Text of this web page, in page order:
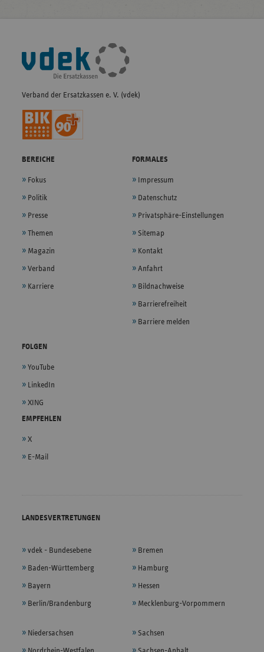
Fußleisten-
Navigation
Verband der Ersatzkassen e. V. (vdek)
BEREICHE
Fokus
Politik
Presse
Themen
Magazin
Verband
Karriere
FORMALES
Impressum
Datenschutz
Privatsphäre-Einstellungen
Sitemap
Kontakt
Anfahrt
Bildnachweise
Barrierefreiheit
Barriere melden
FOLGEN
YouTube
LinkedIn
XING
EMPFEHLEN
X
E-Mail
LANDESVERTRETUNGEN
vdek - Bundesebene
Baden-Württemberg
Bayern
Berlin/Brandenburg
Bremen
Hamburg
Hessen
Mecklenburg-Vorpommern
Niedersachsen Sachsen